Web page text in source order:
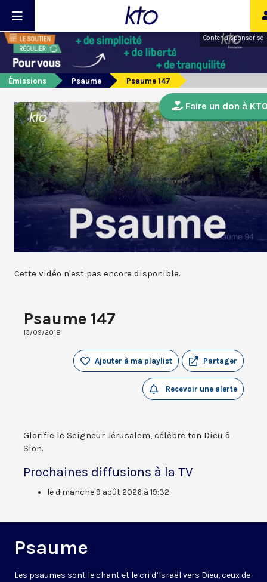
Contenu sponsorisé
Émissions Psaume Psaume 147
Cette vidéo n'est pas encore disponible.
Psaume 147
13/09/2018
Partager
Ajouter à ma playlist
Recevoir une alerte
Glorifie le Seigneur Jérusalem, célèbre ton Dieu ô
Sion.
Prochaines diffusions à la TV
le dimanche 9 août 2026 à 19:32
Psaume
Les psaumes sont le chant et le cri d’Israël vers Dieu, ceux de
Faire un don à